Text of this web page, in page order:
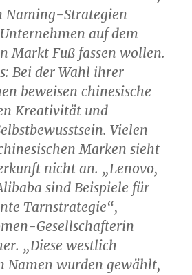
Naming-Strategien
auf dem
Markt Fuß fassen wollen.
Bei der Wahl ihrer
beweisen chinesische
Kreativität und
Vielen
Marken sieht
nicht an. „Lenovo,
sind Beispiele für
Tarnstrategie“,
Gesellschafterin
„Diese westlich
Namen wurden gewählt,